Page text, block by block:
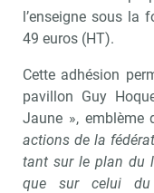
l’enseigne sous la
49 euros (HT).
Cette adhésion
pavillon Guy
Jaune »,
actions de la
tant sur le plan du
que sur celui du